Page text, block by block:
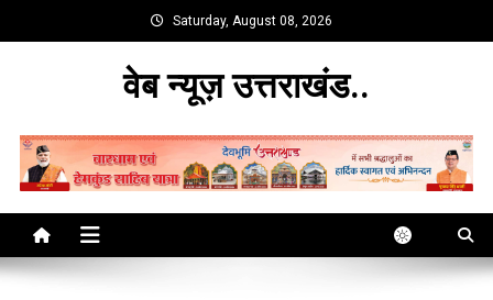
to
Saturday, August 08, 2026
वेब न्यूज़ उत्तराखंड..